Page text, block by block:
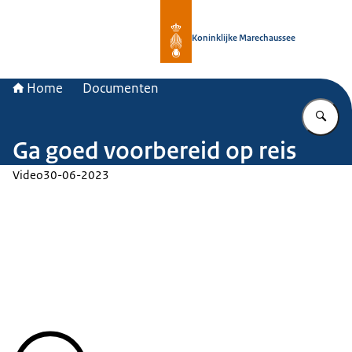
Koninklijke Marechaussee
Home Documenten
Ga goed voorbereid op reis
Video30-06-2023